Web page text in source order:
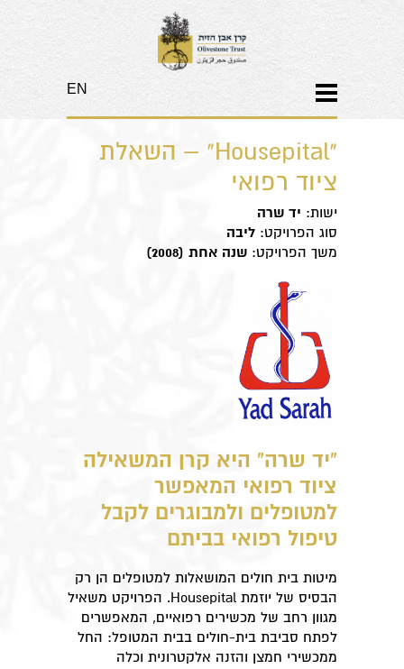
EN
​"Housepital" – השאלת
ציוד רפואי
ישות: יד שרה
סוג הפרויקט: ליבה
משך הפרויקט: שנה אחת (2008)
"יד שרה" היא קרן המשאילה
ציוד רפואי המאפשר
למטופלים ולמבוגרים לקבל
טיפול רפואי בביתם
מיטות בית חולים המושאלות למטופלים הן רק
הבסיס של יוזמת Housepital. הפרויקט משאיל
מגוון רחב של מכשירים רפואיים, המאפשרים
לפתח סביבת בית-חולים בבית המטופל: החל
ממכשירי חמצן והזנה אלקטרונית וכלה